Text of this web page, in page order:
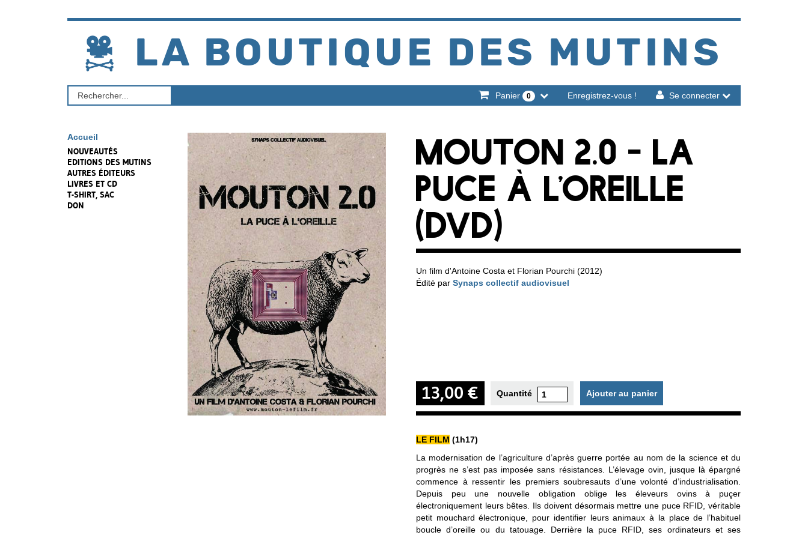
LA BOUTIQUE DES MUTINS
Rechercher
un
Enregistrez-vous ! Se connecter
Panier 0
Accueil
NOUVEAUTÉS
EDITIONS DES MUTINS
AUTRES ÉDITEURS
LIVRES ET CD
T-SHIRT, SAC
DON
MOUTON 2.0 - LA
PUCE À L'OREILLE
(DVD)
Un film d'Antoine Costa et Florian Pourchi (2012)
Édité par Synaps collectif audiovisuel
13,00 € Quantité Ajouter au panier
LE FILM (1h17)
La modernisation de l’agriculture d’après guerre portée au nom de la science et du
progrès ne s’est pas imposée sans résistances. L’élevage ovin, jusque là épargné
commence à ressentir les premiers soubresauts d’une volonté d’industrialisation.
Depuis peu une nouvelle obligation oblige les éleveurs ovins à puçer
électroniquement leurs bêtes. Ils doivent désormais mettre une puce RFID, véritable
petit mouchard électronique, pour identifier leurs animaux à la place de l’habituel
boucle d’oreille ou du tatouage. Derrière la puce RFID, ses ordinateurs et ses